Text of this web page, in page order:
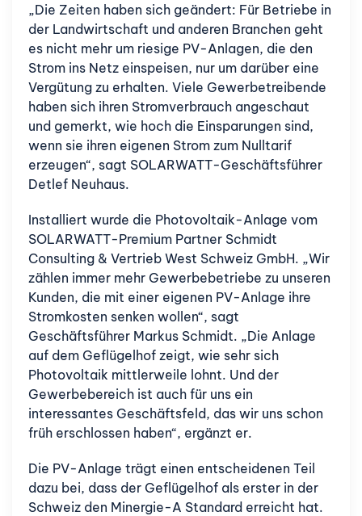
„Die Zeiten haben sich geändert: Für Betriebe in
der Landwirtschaft und anderen Branchen geht
es nicht mehr um riesige PV-Anlagen, die den
Strom ins Netz einspeisen, nur um darüber eine
Vergütung zu erhalten. Viele Gewerbetreibende
haben sich ihren Stromverbrauch angeschaut
und gemerkt, wie hoch die Einsparungen sind,
wenn sie ihren eigenen Strom zum Nulltarif
erzeugen“, sagt SOLARWATT-Geschäftsführer
Detlef Neuhaus.
Installiert wurde die Photovoltaik-Anlage vom
SOLARWATT-Premium Partner Schmidt
Consulting & Vertrieb West Schweiz GmbH. „Wir
zählen immer mehr Gewerbebetriebe zu unseren
Kunden, die mit einer eigenen PV-Anlage ihre
Stromkosten senken wollen“, sagt
Geschäftsführer Markus Schmidt. „Die Anlage
auf dem Geflügelhof zeigt, wie sehr sich
Photovoltaik mittlerweile lohnt. Und der
Gewerbebereich ist auch für uns ein
interessantes Geschäftsfeld, das wir uns schon
früh erschlossen haben“, ergänzt er.
Die PV-Anlage trägt einen entscheidenen Teil
dazu bei, dass der Geflügelhof als erster in der
Schweiz den Minergie-A Standard erreicht hat.